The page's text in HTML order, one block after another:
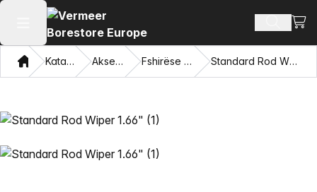
Hap menunë kryesore
Shqip Katalogu Aksesorë Fshirëse shufra Standard Rod Wiper 1.66"